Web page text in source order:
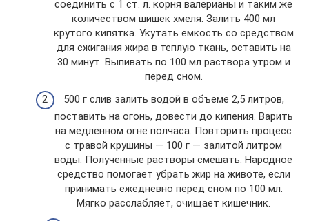
соединить с 1 ст. л. корня валерианы и таким же
количеством шишек хмеля. Залить 400 мл
крутого кипятка. Укутать емкость со средством
для сжигания жира в теплую ткань, оставить на
30 минут. Выпивать по 100 мл раствора утром и
перед сном.
500 г слив залить водой в объеме 2,5 литров,
поставить на огонь, довести до кипения. Варить
на медленном огне полчаса. Повторить процесс
с травой крушины — 100 г — залитой литром
воды. Полученные растворы смешать. Народное
средство помогает убрать жир на животе, если
принимать ежедневно перед сном по 100 мл.
Мягко расслабляет, очищает кишечник.